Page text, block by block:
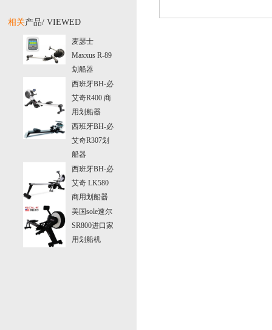
跑步机
2
3
相关产品/ VIEWED
麦瑟士
Maxxus R-89
划船器
西班牙BH-必
艾奇R400 商
用划船器
西班牙BH-必
艾奇R307划
船器
西班牙BH-必
艾奇 LK580
商用划船器
美国sole速尔
SR800进口家
用划船机